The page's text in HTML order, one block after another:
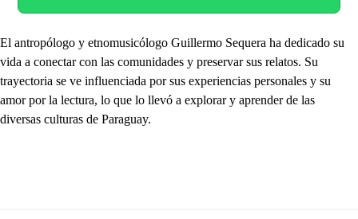
El antropólogo y etnomusicólogo Guillermo Sequera ha dedicado su
vida a conectar con las comunidades y preservar sus relatos. Su
trayectoria se ve influenciada por sus experiencias personales y su
amor por la lectura, lo que lo llevó a explorar y aprender de las
diversas culturas de Paraguay.